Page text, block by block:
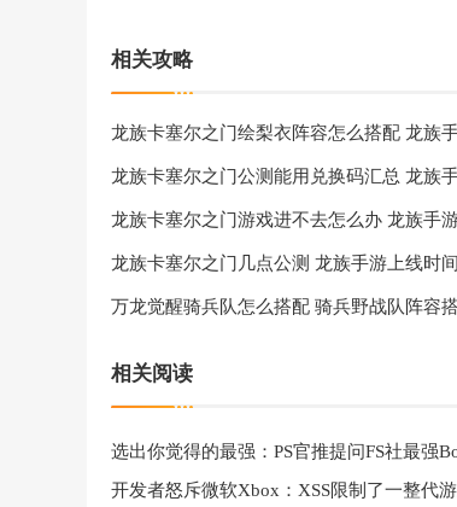
相关攻略
龙族卡塞尔之门绘梨衣阵容怎么搭配 龙族
龙族卡塞尔之门公测能用兑换码汇总 龙族
龙族卡塞尔之门游戏进不去怎么办 龙族手
龙族卡塞尔之门几点公测 龙族手游上线时间
万龙觉醒骑兵队怎么搭配 骑兵野战队阵容搭
相关阅读
选出你觉得的最强：PS官推提问FS社最强
开发者怒斥微软Xbox：XSS限制了一整代